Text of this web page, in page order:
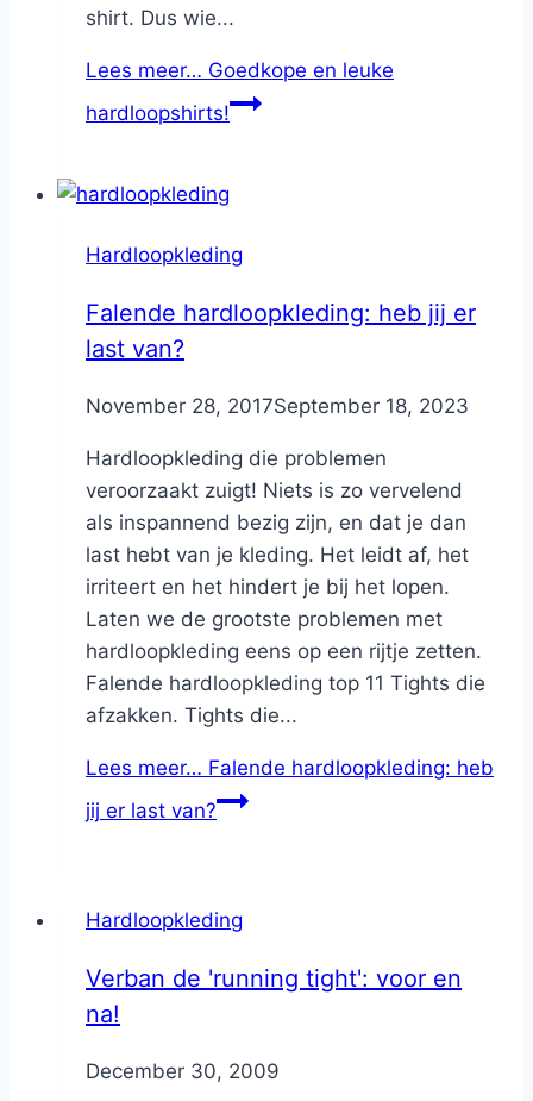
shirt. Dus wie...
Lees meer… Goedkope en leuke
hardloopshirts!
Hardloopkleding
Falende hardloopkleding: heb jij er
last van?
ByNicole
November 28, 2017September 18, 2023
Hardloopkleding die problemen
veroorzaakt zuigt! Niets is zo vervelend
als inspannend bezig zijn, en dat je dan
last hebt van je kleding. Het leidt af, het
irriteert en het hindert je bij het lopen.
Laten we de grootste problemen met
hardloopkleding eens op een rijtje zetten.
Falende hardloopkleding top 11 Tights die
afzakken. Tights die...
Lees meer… Falende hardloopkleding: heb
jij er last van?
Hardloopkleding
Verban de 'running tight': voor en
na!
ByNicole
December 30, 2009